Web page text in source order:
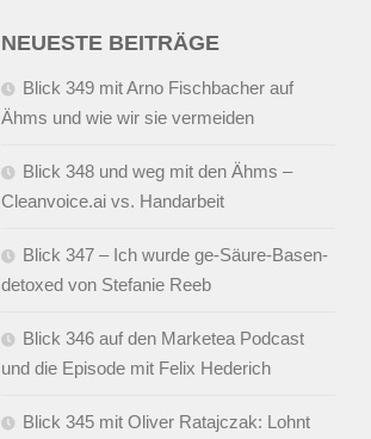
NEUESTE BEITRÄGE
Blick 349 mit Arno Fischbacher auf
Ähms und wie wir sie vermeiden
Blick 348 und weg mit den Ähms –
Cleanvoice.ai vs. Handarbeit
Blick 347 – Ich wurde ge-Säure-Basen-
detoxed von Stefanie Reeb
Blick 346 auf den Marketea Podcast
und die Episode mit Felix Hederich
Blick 345 mit Oliver Ratajczak: Lohnt